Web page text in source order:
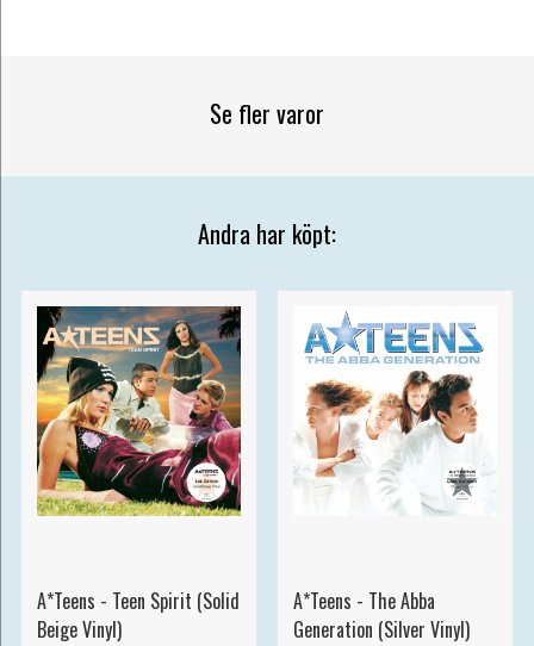
Se fler varor
Andra har köpt:
A*Teens - Teen Spirit (Solid
Beige Vinyl)
A*Teens - The Abba
Generation (Silver Vinyl)